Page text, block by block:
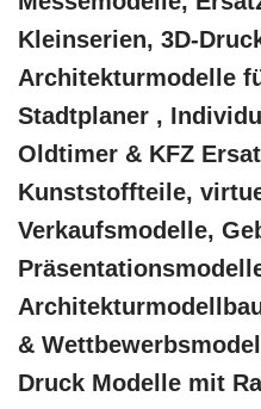
Kleinserien, 3D-
Architekturmodelle
Stadtplaner ,
Oldtimer & KFZ
Kunststoffteile,
Verkaufsmodelle,
&
Druck Modelle mit